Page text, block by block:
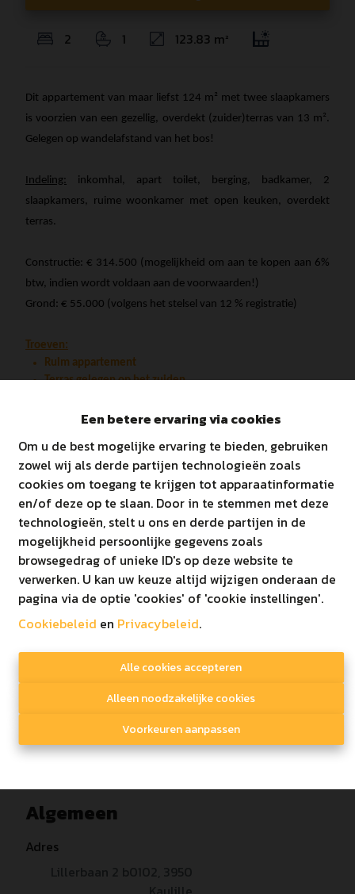
Een betere ervaring via cookies
Om u de best mogelijke ervaring te bieden, gebruiken
zowel wij als derde partijen technologieën zoals
cookies om toegang te krijgen tot apparaatinformatie
en/of deze op te slaan. Door in te stemmen met deze
technologieën, stelt u ons en derde partijen in de
mogelijkheid persoonlijke gegevens zoals
browsegedrag of unieke ID's op deze website te
verwerken. U kan uw keuze altijd wijzigen onderaan de
pagina via de optie 'cookies' of 'cookie instellingen'.
Cookiebeleid en Privacybeleid.
Alle cookies accepteren
Alleen noodzakelijke cookies
Voorkeuren aanpassen
2 1 123.83 m²
Dit appartement van maar liefst 124 m² met twee slaapkamers
is voorzien van een gezellig, overdekt (zuider)terras van 13 m².
Gelegen op wandelafstand van het bos!
Indeling: inkomhal, apart toilet, berging, badkamer, 2
slaapkamers, ruime woonkamer met open keuken, overdekt
terras.
Constructie: € 314.500 (mogelijkheid om aan te kopen aan 6%
btw, indien wordt voldaan aan de voorwaarden!)
Grond: € 55.000 (volgens het stelsel van 12 % registratie)
Troeven:
Ruim appartement
Terras gelegen op het zuiden
Vloerverwarming
Vlakbij centrum Kaulille
Gelegen nabij het bos!
De autostaanplaats dient bij aangekocht te worden.
Betreft appartement 10 (Blok A) op het architectenplan. De
gebruikte foto's zijn louter bedoeld als impressie!
Lastenboek te verkrijgen via kantoor.
Algemeen
Adres